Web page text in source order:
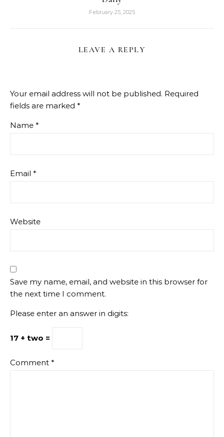
February 25, 2025
LEAVE A REPLY
Your email address will not be published. Required
fields are marked *
Name *
Email *
Website
Save my name, email, and website in this browser for
the next time I comment.
Please enter an answer in digits:
17 + two =
Comment *